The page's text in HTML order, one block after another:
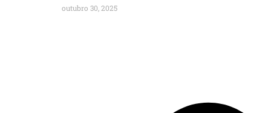
outubro 30, 2025